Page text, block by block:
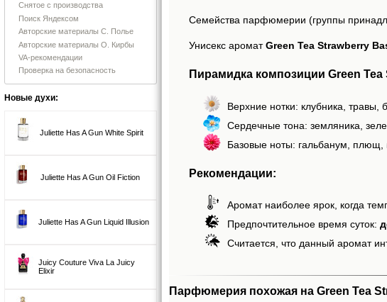
Снятое с производства
Поиск Яндексом
Авторские материалы С. Полье
Авторские материалы О. Кирбы
VA-рекомендации
Проверка на безопасность
Новые духи:
Juliette Has A Gun White Spirit
Juliette Has A Gun Oil Fiction
Juliette Has A Gun Liquid Illusion
Juicy Couture Viva La Juicy
Elixir
Семейства парфюмерии (группы
Унисекс ароматGreen Tea Strawberry
Пирамидка композиции Green Tea
Верхние нотки: клубника, травы,
Сердечные тона: земляника,
Базовые ноты: гальбанум, плющ,
Рекомендации:
Аромат наиболее ярок, когда
Предпочтительное время суток:
Считается, что данный аромат
Парфюмерия похожая на Green Tea